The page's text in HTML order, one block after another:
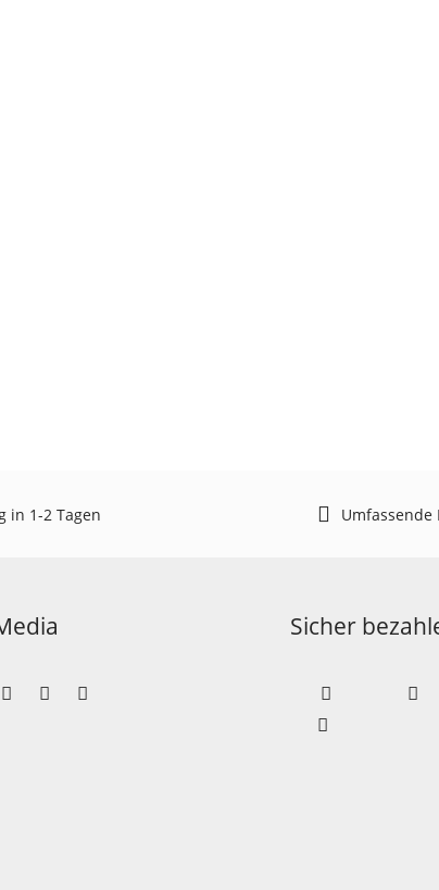
in 1-2 Tagen Umfassende
Sicher